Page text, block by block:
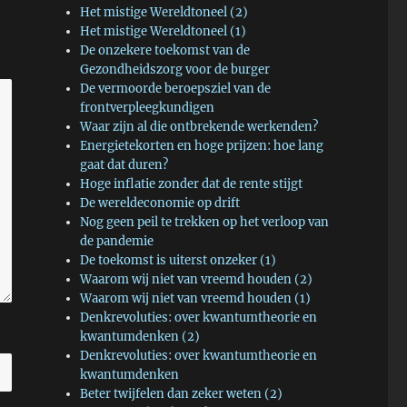
Het mistige Wereldtoneel (2)
Het mistige Wereldtoneel (1)
De onzekere toekomst van de
Gezondheidszorg voor de burger
De vermoorde beroepsziel van de
frontverpleegkundigen
Waar zijn al die ontbrekende werkenden?
Energietekorten en hoge prijzen: hoe lang
gaat dat duren?
Hoge inflatie zonder dat de rente stijgt
De wereldeconomie op drift
Nog geen peil te trekken op het verloop van
de pandemie
De toekomst is uiterst onzeker (1)
Waarom wij niet van vreemd houden (2)
Waarom wij niet van vreemd houden (1)
Denkrevoluties: over kwantumtheorie en
kwantumdenken (2)
Denkrevoluties: over kwantumtheorie en
kwantumdenken
Beter twijfelen dan zeker weten (2)